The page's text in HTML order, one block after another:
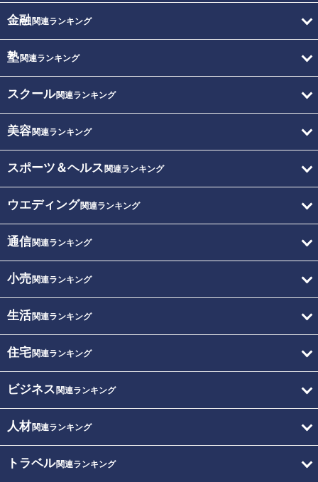
金融関連ランキング
塾関連ランキング
スクール関連ランキング
美容関連ランキング
スポーツ＆ヘルス 関連ランキング
ウエディング関連ランキング
通信関連ランキング
小売関連ランキング
生活関連ランキング
住宅関連ランキング
ビジネス 関連ランキング
人材関連ランキング
トラベル関連ランキング